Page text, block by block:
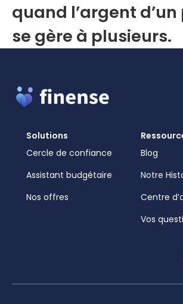
quand l’argent
se gère à plusieurs.
Solutions
Cercle de confiance
Assistant budgétaire
Nos offres
Blog
Notre
Centre
Vos